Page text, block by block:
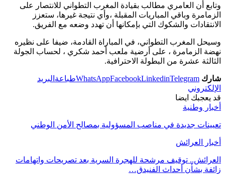
وتابع أن العامري مطالب بقيادة المغرب التطواني للانتصار على
الزمامرة وباقي المباريات المقبلة ،وأي نتيجة غيرها، ستعزز
الانتقادات والشكوك التي بإمكانها أن تهدد وضعه مع الفريق.
وسيحل المغرب التطواني، في المباراة القادمة، ضيفا على نظيره
نهضة الزمامرة ، على أرضية ملعب أحمد شكري ، لحساب الجولة
الثالثة عشرة من البطولة الاحترافية.
شارك WhatsAppFacebookLinkedinTelegram طباعة البريد
الإلكتروني
قد يعجبك ايضا
أخبار وطنية
تعيينات جديدة في مناصب المسؤولية بمصالح الأمن الوطني
أخبار العرائش
العرائش.. توقيف مرشحة للهجرة السرية بعد تصريحات واتهامات
زائفة بشأن أحداث الفنيدق…